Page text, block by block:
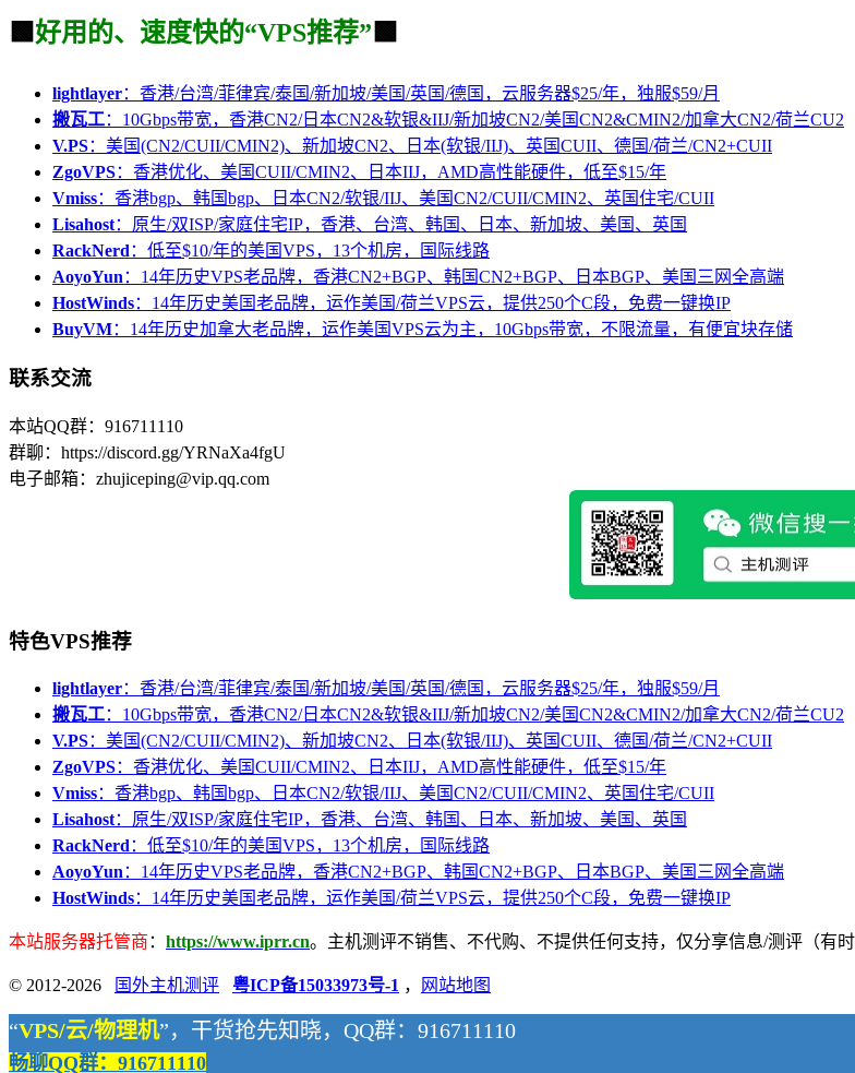
🟩 好用的、速度快的“VPS推荐” 🟩
lightlayer：香港/台湾/菲律宾/泰国/新加坡/美国/英国/德国，云服务器$25/年，独服$59/月
搬瓦工：10Gbps带宽，香港CN2/日本CN2&软银&IIJ/新加坡CN2/美国CN2&CMIN2/加拿大CN2/荷兰CU2
V.PS：美国(CN2/CUII/CMIN2)、新加坡CN2、日本(软银/IIJ)、英国CUII、德国/荷兰/CN2+CUII
ZgoVPS：香港优化、美国CUII/CMIN2、日本IIJ，AMD高性能硬件，低至$15/年
Vmiss：香港bgp、韩国bgp、日本CN2/软银/IIJ、美国CN2/CUII/CMIN2、英国住宅/CUII
Lisahost：原生/双ISP/家庭住宅IP，香港、台湾、韩国、日本、新加坡、美国、英国
RackNerd：低至$10/年的美国VPS，13个机房，国际线路
AoyoYun：14年历史VPS老品牌，香港CN2+BGP、韩国CN2+BGP、日本BGP、美国三网全高端
HostWinds：14年历史美国老品牌，运作美国/荷兰VPS云，提供250个C段，免费一键换IP
BuyVM：14年历史加拿大老品牌，运作美国VPS云为主，10Gbps带宽，不限流量，有便宜块存储
联系交流
本站QQ群：916711110
群聊：https://discord.gg/YRNaXa4fgU
电子邮箱：zhujiceping@vip.qq.com
特色VPS推荐
lightlayer：香港/台湾/菲律宾/泰国/新加坡/美国/英国/德国，云服务器$25/年，独服$59/月
搬瓦工：10Gbps带宽，香港CN2/日本CN2&软银&IIJ/新加坡CN2/美国CN2&CMIN2/加拿大CN2/荷兰CU2
V.PS：美国(CN2/CUII/CMIN2)、新加坡CN2、日本(软银/IIJ)、英国CUII、德国/荷兰/CN2+CUII
ZgoVPS：香港优化、美国CUII/CMIN2、日本IIJ，AMD高性能硬件，低至$15/年
Vmiss：香港bgp、韩国bgp、日本CN2/软银/IIJ、美国CN2/CUII/CMIN2、英国住宅/CUII
Lisahost：原生/双ISP/家庭住宅IP，香港、台湾、韩国、日本、新加坡、美国、英国
RackNerd ：低至$10/年的美国VPS，13个机房，国际线路
AoyoYun ：14年历史VPS老品牌，香港CN2+BGP、韩国CN2+BGP、日本BGP、美国三网全高端
HostWinds：14年历史美国老品牌，运作美国/荷兰VPS云，提供250个C段，免费一键换IP
本站服务器托管商 ： https://www.iprr.cn。主机测评不销售、不代购、不提供任何支持，仅分享信息/测评（有
© 2012-2026 国外主机测评 粤ICP备15033973号-1 ， 网站地图
“VPS/云/物理机”，干货抢先知晓，QQ群：916711110
畅聊QQ群：916711110